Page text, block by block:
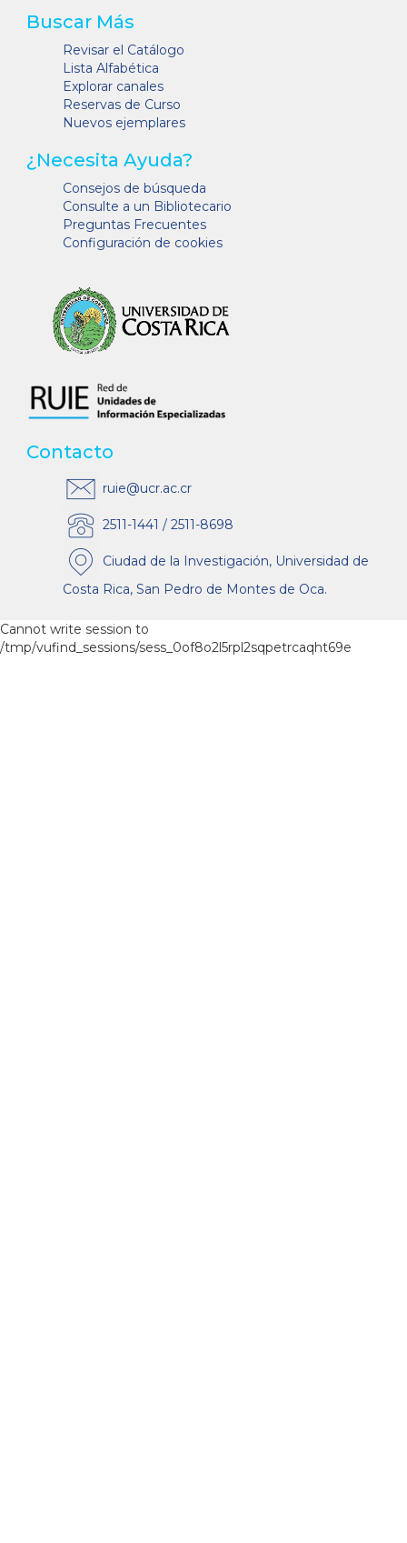
Buscar Más
Revisar el Catálogo
Lista Alfabética
Explorar canales
Reservas de Curso
Nuevos ejemplares
¿Necesita Ayuda?
Consejos de búsqueda
Consulte a un Bibliotecario
Preguntas Frecuentes
Configuración de cookies
Contacto
ruie@ucr.ac.cr
2511-1441 / 2511-8698
Ciudad de la Investigación, Universidad de
Costa Rica, San Pedro de Montes de Oca.
Cannot write session to
/tmp/vufind_sessions/sess_0of8o2l5rpl2sqpetrcaqht69e